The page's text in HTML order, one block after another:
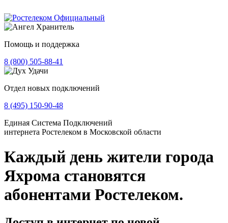
Помощь и поддержка
8 (800) 505-88-41
Отдел новых подключений
8 (495) 150-90-48
Единая Система Подключений
интернета Ростелеком в Московской области
Каждый день жители города
Яхрома становятся
абонентами Ростелеком.